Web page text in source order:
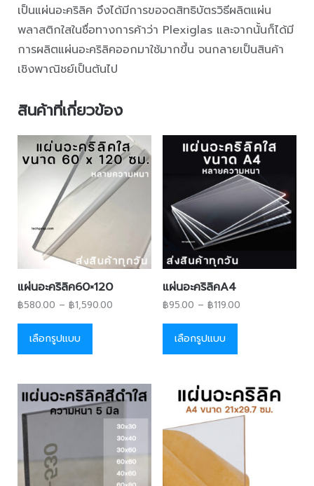
เป็นแผ่นอะคริลิค จึงได้มีการขอจดสิทธิบัตรวิธีผลิตแผ่น
พลาสติกใสในชื่อทางการค้าว่า Plexiglas และจากนั้นก็ได้มี
การผลิตแผ่นอะคริลิคออกมาใช้มากขึ้น จนกลายเป็นสินค้า
เชิงพาณิชย์เป็นต้นไป
สินค้าที่เกี่ยวข้อง
แผ่นอะคริลิค60×120
฿580.00 – ฿1,590.00
เลือกรูปแบบ
แผ่นอะคริลิคA4
฿95.00 – ฿119.00
เลือกรูปแบบ